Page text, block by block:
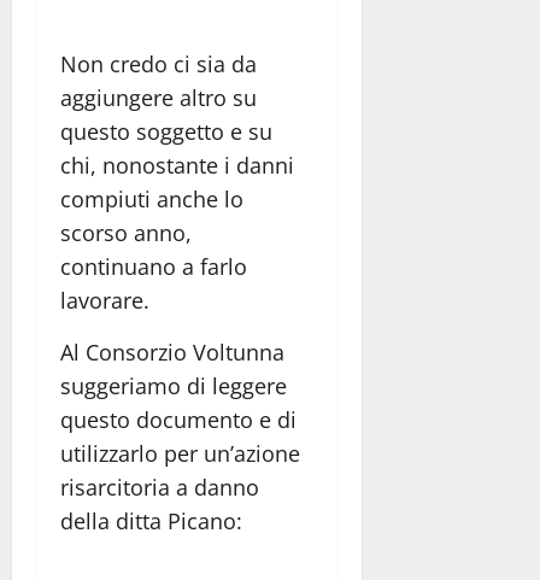
Non credo ci sia da
aggiungere altro su
questo soggetto e su
chi, nonostante i danni
compiuti anche lo
scorso anno,
continuano a farlo
lavorare.
Al Consorzio Voltunna
suggeriamo di leggere
questo documento e di
utilizzarlo per un’azione
risarcitoria a danno
della ditta Picano: